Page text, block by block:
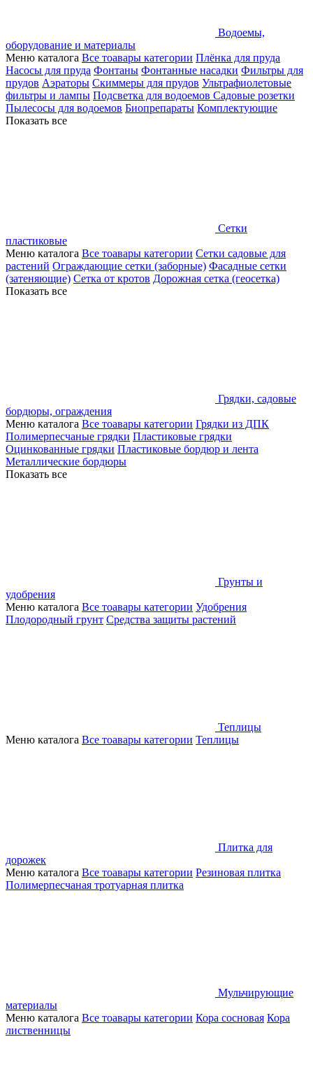
Водоемы,
оборудование и материалы
Меню каталога Все тоавары категории Плёнка для пруда
Насосы для пруда Фонтаны Фонтанные насадки Фильтры для
прудов Аэраторы Скиммеры для прудов Ультрафиолетовые
фильтры и лампы Подсветка для водоемов Садовые розетки
Пылесосы для водоемов Биопрепараты Комплектующие
Показать все
Сетки
пластиковые
Меню каталога Все тоавары категории Сетки садовые для
растений Ограждающие сетки (заборные) Фасадные сетки
(затеняющие) Сетка от кротов Дорожная сетка (геосетка)
Показать все
Грядки, садовые
бордюры, ограждения
Меню каталога Все тоавары категории Грядки из ДПК
Полимерпесчаные грядки Пластиковые грядки
Оцинкованные грядки Пластиковые бордюр и лента
Металлические бордюры
Показать все
Грунты и
удобрения
Меню каталога Все тоавары категории Удобрения
Плодородный грунт Средства защиты растений
Теплицы
Меню каталога Все тоавары категории Теплицы
Плитка для
дорожек
Меню каталога Все тоавары категории Резиновая плитка
Полимерпесчаная тротуарная плитка
Мульчирующие
материалы
Меню каталога Все тоавары категории Кора сосновая Кора
лиственницы